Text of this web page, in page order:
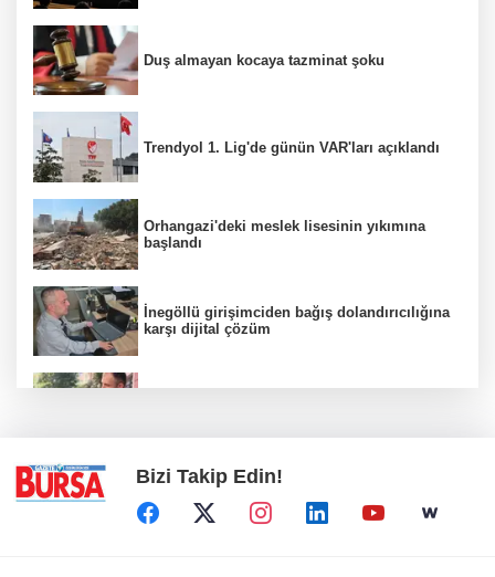
Duş almayan kocaya tazminat şoku
Trendyol 1. Lig'de günün VAR'ları açıklandı
Orhangazi'deki meslek lisesinin yıkımına
başlandı
İnegöllü girişimciden bağış dolandırıcılığına
karşı dijital çözüm
Bizi Takip Edin!